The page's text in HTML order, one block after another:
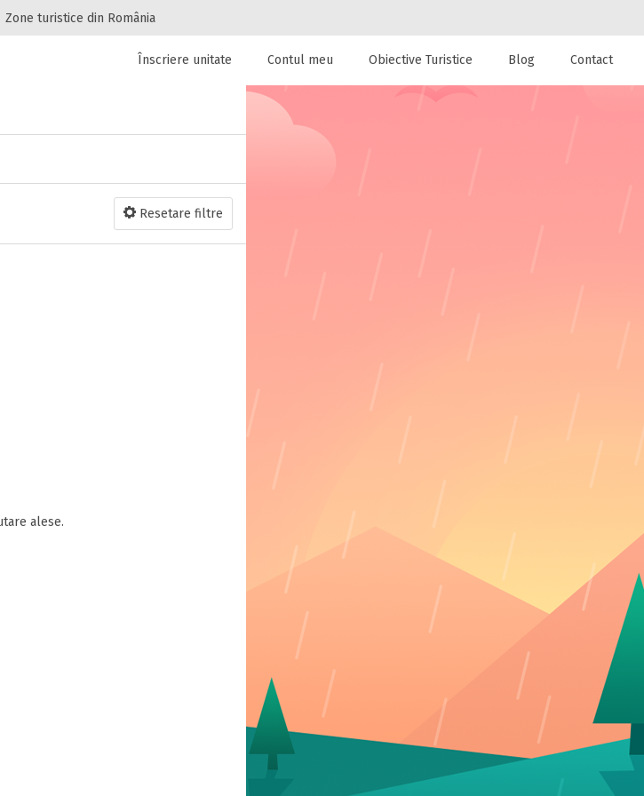
Zone turistice din România
oferte de cazare!
sau alte unitați de cazare la
Înscriere unitate Contul meu Obiective Turistice Blog Contact
Resetare filtre
alese.